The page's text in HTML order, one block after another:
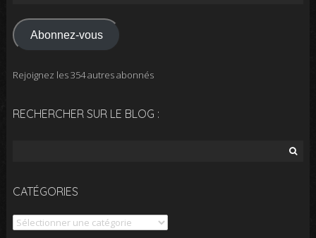
mail
Abonnez-vous
Rejoignez les 354 autres abonnés
RECHERCHER SUR LE BLOG :
CATÉGORIES
Catégories